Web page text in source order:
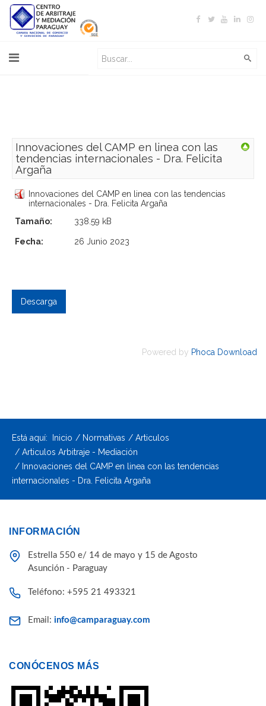
Innovaciones del CAMP en linea con las
tendencias internacionales - Dra. Felicita
Argaña
Innovaciones del CAMP en linea con las tendencias
internacionales - Dra. Felicita Argaña
Tamaño:
338.59 kB
Fecha: 26 Junio 2023
Powered by Phoca Download
Está aquí: Inicio Normativas
Articulos
Articulos Arbitraje - Mediación
Innovaciones del CAMP en linea con las tendencias
internacionales - Dra. Felicita Argaña
INFORMACIÓN
Estrella 550 e/ 14 de mayo y 15 de Agosto
Asunción - Paraguay
Teléfono: +595 21 493321
Email: info@camparaguay.com
CONÓCENOS MÁS